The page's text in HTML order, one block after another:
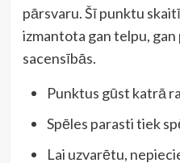
pārsvaru. Šī punktu
izmantota gan telpu,
sacensībās.
Punktus gūst katrā
Spēles parasti tiek
Lai uzvarētu,